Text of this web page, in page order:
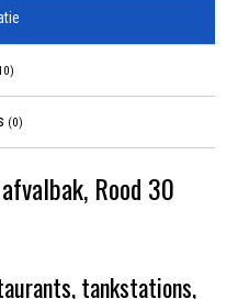
(0)
Rood 30
tankstations,